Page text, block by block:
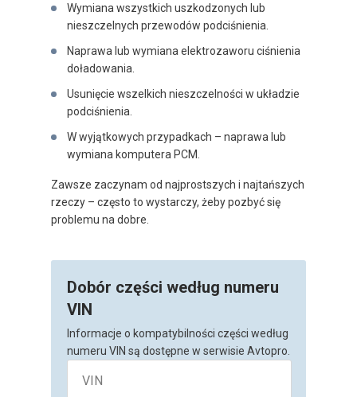
Wymiana wszystkich uszkodzonych lub
nieszczelnych przewodów podciśnienia.
Naprawa lub wymiana elektrozaworu ciśnienia
doładowania.
Usunięcie wszelkich nieszczelności w układzie
podciśnienia.
W wyjątkowych przypadkach – naprawa lub
wymiana komputera PCM.
Zawsze zaczynam od najprostszych i najtańszych
rzeczy – często to wystarczy, żeby pozbyć się
problemu na dobre.
Dobór części według numeru
VIN
Informacje o kompatybilności części według
numeru VIN są dostępne w serwisie Avtopro.